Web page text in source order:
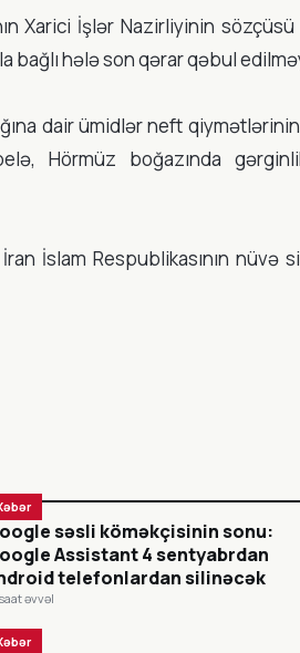
Xarici İşlər Nazirliyinin sözçüsü
bağlı hələ son qərar qəbul
dair ümidlər neft
Hörmüz boğazında
İslam Respublikasının nüvə
səsli köməkçisinin sonu:
Assistant 4 sentyabrdan
telefonlardan silinəcək
əvvəl